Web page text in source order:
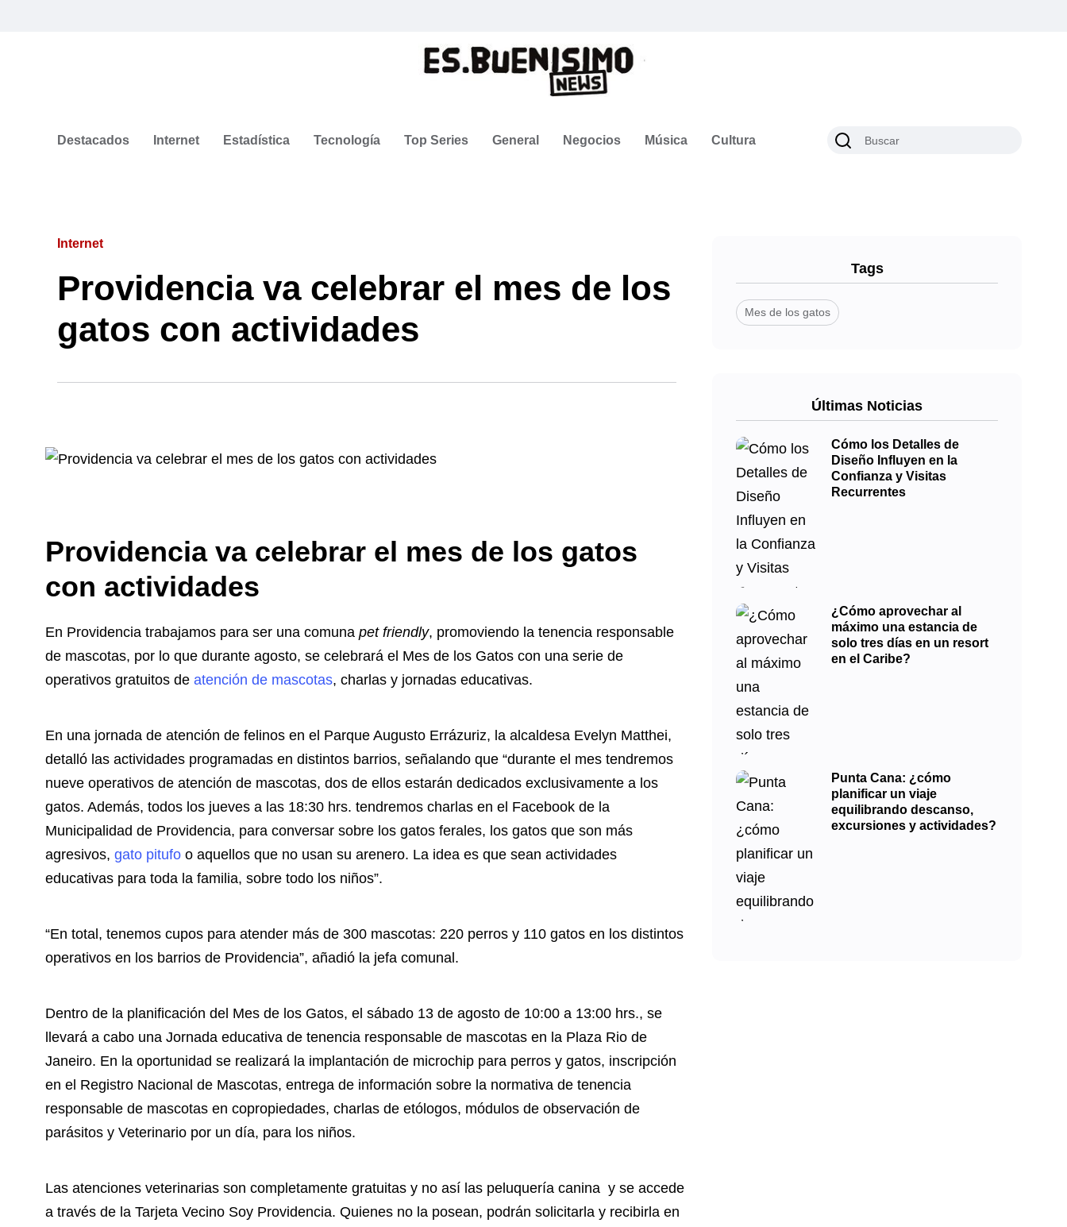
Destacados Internet Estadística Tecnología Top Series General Negocios Música Cultura
Internet
Providencia va celebrar el mes de los
gatos con actividades
Providencia va celebrar el mes de los gatos
con actividades
En Providencia trabajamos para ser una comuna pet friendly, promoviendo la tenencia responsable
de mascotas, por lo que durante agosto, se celebrará el Mes de los Gatos con una serie de
operativos gratuitos de atención de mascotas, charlas y jornadas educativas.
En una jornada de atención de felinos en el Parque Augusto Errázuriz, la alcaldesa Evelyn Matthei,
detalló las actividades programadas en distintos barrios, señalando que “durante el mes tendremos
nueve operativos de atención de mascotas, dos de ellos estarán dedicados exclusivamente a los
gatos. Además, todos los jueves a las 18:30 hrs. tendremos charlas en el Facebook de la
Municipalidad de Providencia, para conversar sobre los gatos ferales, los gatos que son más
agresivos, gato pitufo o aquellos que no usan su arenero. La idea es que sean actividades
educativas para toda la familia, sobre todo los niños”.
“En total, tenemos cupos para atender más de 300 mascotas: 220 perros y 110 gatos en los distintos
operativos en los barrios de Providencia”, añadió la jefa comunal.
Dentro de la planificación del Mes de los Gatos, el sábado 13 de agosto de 10:00 a 13:00 hrs., se
llevará a cabo una Jornada educativa de tenencia responsable de mascotas en la Plaza Rio de
Janeiro. En la oportunidad se realizará la implantación de microchip para perros y gatos, inscripción
en el Registro Nacional de Mascotas, entrega de información sobre la normativa de tenencia
responsable de mascotas en copropiedades, charlas de etólogos, módulos de observación de
parásitos y Veterinario por un día, para los niños.
Las atenciones veterinarias son completamente gratuitas y no así las peluquería canina y se accede
a través de la Tarjeta Vecino Soy Providencia. Quienes no la posean, podrán solicitarla y recibirla en
Tags
Mes de los gatos
Últimas Noticias
Cómo los Detalles de
Diseño Influyen en la
Confianza y Visitas
Recurrentes
¿Cómo aprovechar al
máximo una estancia de
solo tres días en un resort
en el Caribe?
Punta Cana: ¿cómo
planificar un viaje
equilibrando descanso,
excursiones y actividades?